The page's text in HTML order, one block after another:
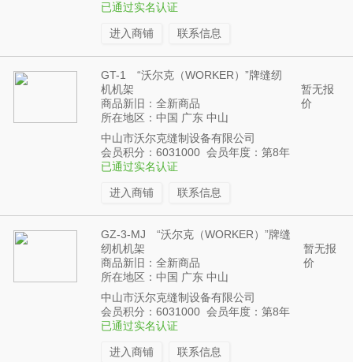
已通过实名认证
进入商铺 联系信息
GT-1 “沃尔克（WORKER）”牌缝纫
机机架
商品新旧：全新商品
所在地区：中国 广东 中山
暂无报
价
中山市沃尔克缝制设备有限公司
会员积分：6031000 会员年度：第8年
已通过实名认证
进入商铺 联系信息
GZ-3-MJ “沃尔克（WORKER）”牌缝
纫机机架
商品新旧：全新商品
所在地区：中国 广东 中山
暂无报
价
中山市沃尔克缝制设备有限公司
会员积分：6031000 会员年度：第8年
已通过实名认证
进入商铺 联系信息